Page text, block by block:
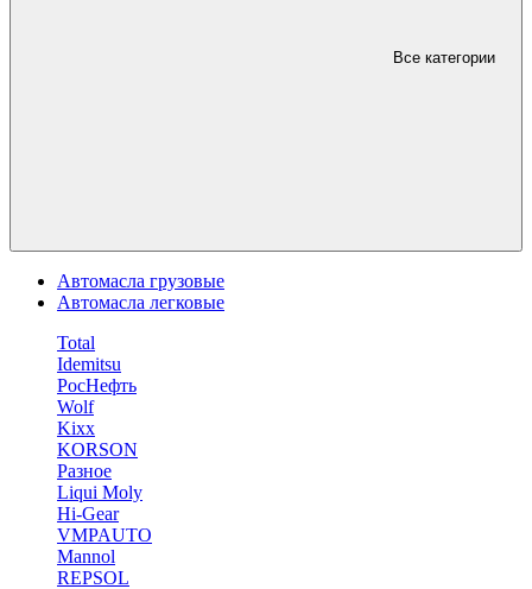
Все категории
Автомасла грузовые
Автомасла легковые
Total
Idemitsu
РосНефть
Wolf
Kixx
KORSON
Разное
Liqui Moly
Hi-Gear
VMPAUTO
Mannol
REPSOL